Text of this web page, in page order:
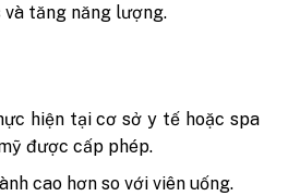
tăng năng lượng.
hiện tại cơ sở y tế hoặc spa
được cấp phép.
cao hơn so với viên uống.